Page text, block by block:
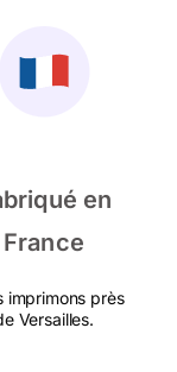
en
France
imprimons près
Versailles.